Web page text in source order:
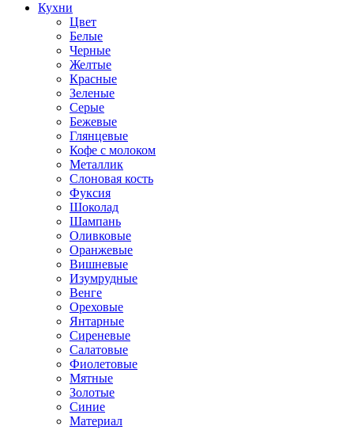
Кухни
Цвет
Белые
Черные
Желтые
Красные
Зеленые
Серые
Бежевые
Глянцевые
Кофе с молоком
Металлик
Слоновая кость
Фуксия
Шоколад
Шампань
Оливковые
Оранжевые
Вишневые
Изумрудные
Венге
Ореховые
Янтарные
Сиреневые
Салатовые
Фиолетовые
Мятные
Золотые
Синие
Материал